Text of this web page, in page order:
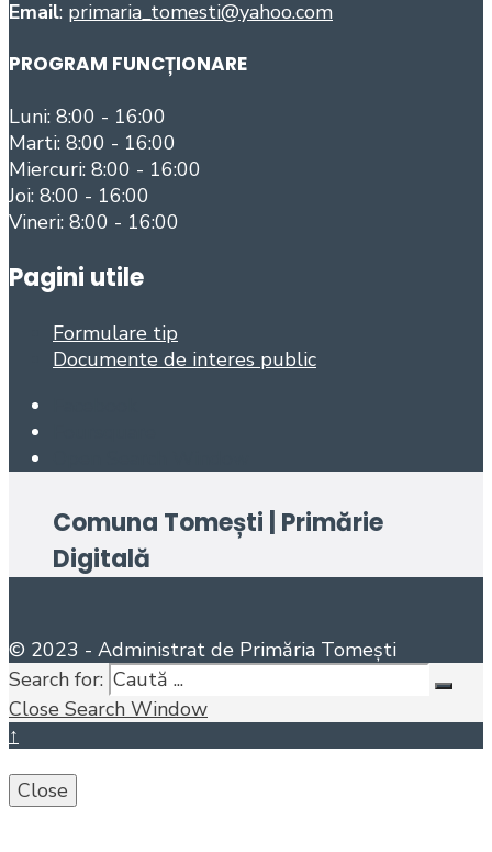
Email: primaria_tomesti@yahoo.com
PROGRAM FUNCȚIONARE
Luni: 8:00 - 16:00
Marti: 8:00 - 16:00
Miercuri: 8:00 - 16:00
Joi: 8:00 - 16:00
Vineri: 8:00 - 16:00
Pagini utile
Formulare tip
Documente de interes public
Comuna Tomești | Primărie
Digitală
© 2023 - Administrat de Primăria Tomești
Search for:
Close Search Window
↑
Close